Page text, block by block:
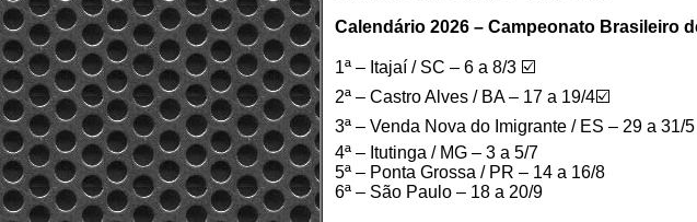
Calendário 2026 – Campeonato Brasileiro
1ª – Itajaí / SC – 6 a 8/3 ☑️
2ª – Castro Alves / BA – 17 a 19/4☑️
3ª – Venda Nova do Imigrante / ES – 29 a 31/
4ª – Itutinga / MG – 3 a 5/7
5ª – Ponta Grossa / PR – 14 a 16/8
6ª – São Paulo – 18 a 20/9